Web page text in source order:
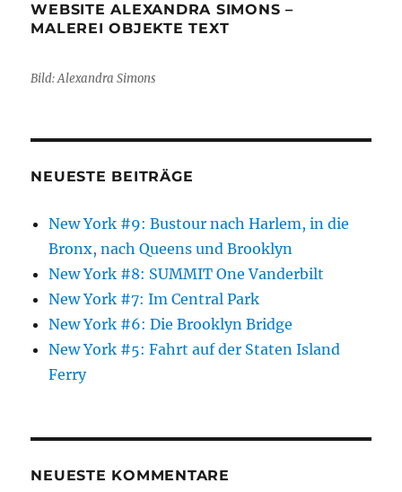
WEBSITE ALEXANDRA SIMONS –
MALEREI OBJEKTE TEXT
Bild: Alexandra Simons
NEUESTE BEITRÄGE
New York #9: Bustour nach Harlem, in die
Bronx, nach Queens und Brooklyn
New York #8: SUMMIT One Vanderbilt
New York #7: Im Central Park
New York #6: Die Brooklyn Bridge
New York #5: Fahrt auf der Staten Island
Ferry
NEUESTE KOMMENTARE